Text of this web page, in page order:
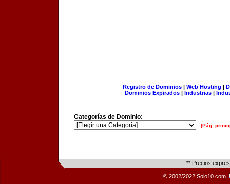
Registro de Dominios| Web Hosting |
Dominios Expirados | Industrias |
Categorías de Dominio:
[Pág.
** Precios
© 2002/2022 Solo10.com